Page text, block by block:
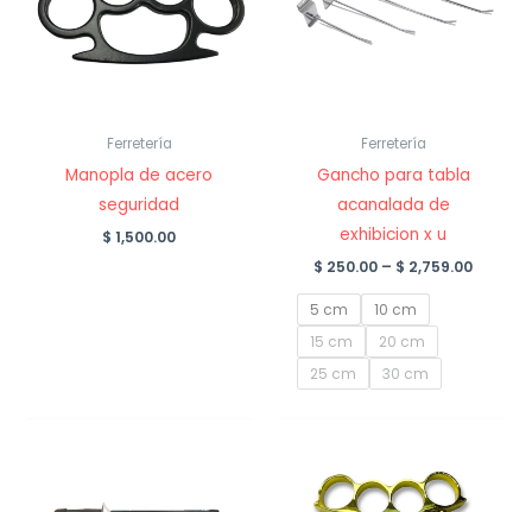
Ferretería
Manopla de acero
seguridad
$ 1,500.00
Ferretería
Gancho para tabla
acanalada de
exhibicion x u
$ 250.00 – $ 2,759.00Price
5 cm
10 cm
15 cm
20 cm
25 cm
30 cm